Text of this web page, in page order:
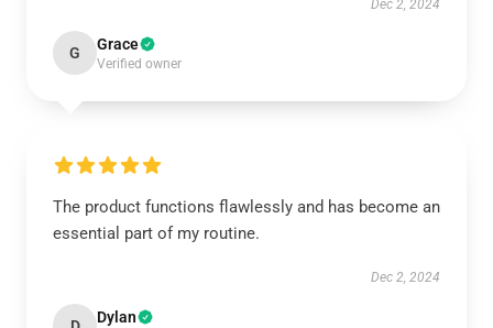
Dec 2, 2024
G Grace
Verified owner
The product functions flawlessly and has become an
essential part of my routine.
Dec 2, 2024
Dylan